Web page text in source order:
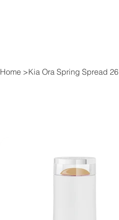
Home >Kia Ora Spring Spread 26